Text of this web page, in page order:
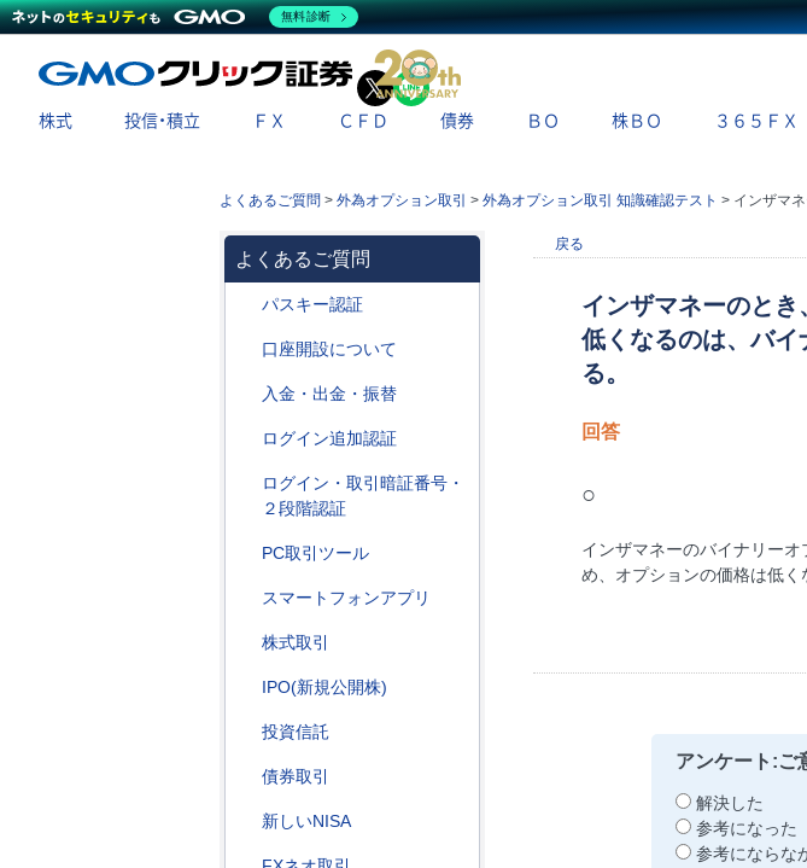
X
株式 投信・積立 ＦＸ ＣＦＤ 債券 ＢＯ 株ＢＯ ３６５ＦＸ
よくあるご質問 > 外為オプション取引 > 外為オプション取引 知識確認テスト > インザマネーのとき、残存期
よくあるご質問
パスキー認証
口座開設について
入金・出金・振替
ログイン追加認証
ログイン・取引暗証番号・
２段階認証
PC取引ツール
スマートフォンアプリ
株式取引
IPO(新規公開株)
投資信託
債券取引
新しいNISA
戻る
インザマネーのと
低くなるのは、バ
る。
回答
○
インザマネーのバイナリー
め、オプションの価格は低く
アンケート:ご
解決した
参考になった
参考にならな
無料診断